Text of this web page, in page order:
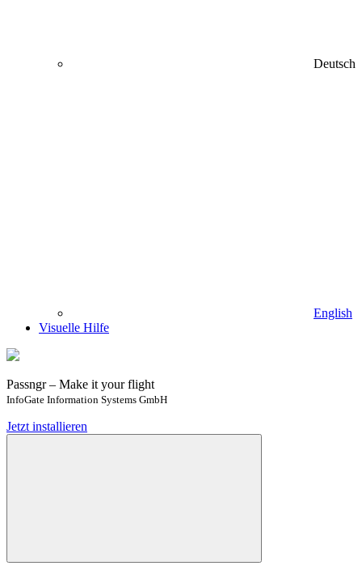
Deutsch
English
Visuelle Hilfe
Passngr – Make it your flight
InfoGate Information Systems GmbH
Jetzt installieren